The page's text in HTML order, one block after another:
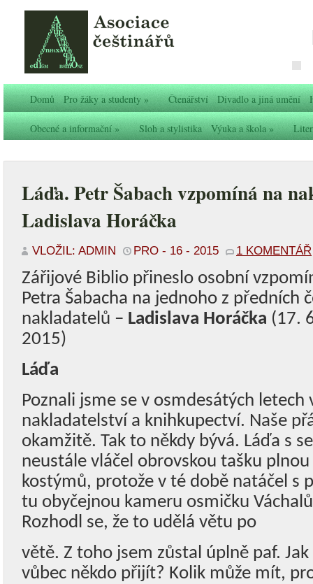
Domů Pro žáky a studenty» Čtenářství Divadlo a jiná umění
Obecné a informační» Sloh a stylistika Výuka a škola»
Láďa. Petr Šabach vzpomíná na
Ladislava Horáčka
VLOŽIL: ADMIN PRO - 16 - 2015 1 KOMENTÁŘ
Zářijové Biblio přineslo osobní
Petra Šabacha na jednoho z předních
nakladatelů – Ladislava Horáčka (17.
2015)
Láďa
Poznali jsme se v osmdesátých letech
nakladatelství a knihkupectví. Naše
okamžitě. Tak to někdy bývá. Láďa s
neustále vláčel obrovskou tašku
kostýmů, protože v té době natáčel s
tu obyčejnou kameru osmičku
Rozhodl se, že to udělá větu po
větě. Z toho jsem zůstal úplně paf.
vůbec někdo přijít? Kolik může mít,